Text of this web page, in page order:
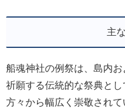
主
船魂神社の例祭は、島内
祈願する伝統的な祭典と
方々から幅広く崇敬され